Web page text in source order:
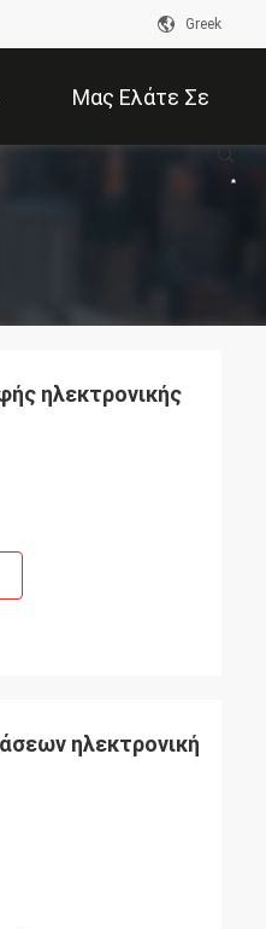
Greek
Μας Ελάτε Σε
Επαφή Με
ηλεκτρονικής
ηλεκτρονική